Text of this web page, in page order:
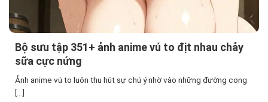
Bộ sưu tập 351+ ảnh anime vú to địt nhau chảy
sữa cực nứng
Ảnh anime vú to luôn thu hút sự chú ý nhờ vào những đường cong
[...]